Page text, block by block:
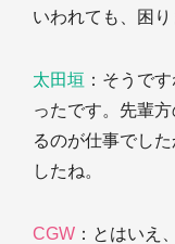
いわれても、困り
太田垣 ：そうで
ったです。先輩
るのが仕事でし
したね。
CGW ：とはいえ